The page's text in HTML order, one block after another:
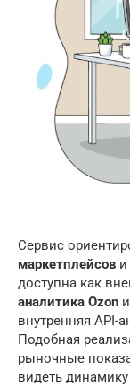
Сервис
маркетплейсов
доступна как
аналитика Ozon и
внутренняя API-
Подобная
рыночные
видеть